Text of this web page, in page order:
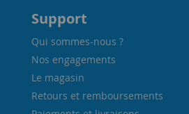
Support
Qui sommes-nous ?
Nos engagements
Le magasin
Retours et remboursements